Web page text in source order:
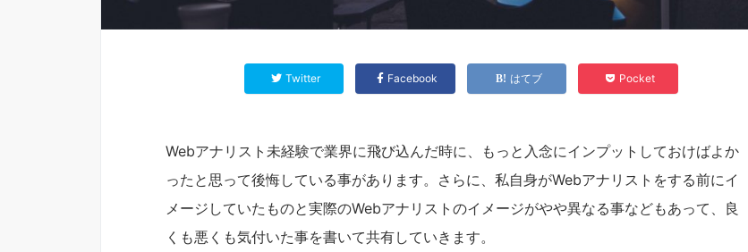
Twitter Facebook はてブ Pocket
Webアナリスト未経験で業界に飛び込んだ時に、もっと入念にインプットしておけばよか
ったと思って後悔している事があります。さらに、私自身がWebアナリストをする前にイ
メージしていたものと実際のWebアナリストのイメージがやや異なる事などもあって、良
くも悪くも気付いた事を書いて共有していきます。